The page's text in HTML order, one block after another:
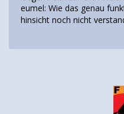
eumel: Wie das genau
hinsicht noch nicht